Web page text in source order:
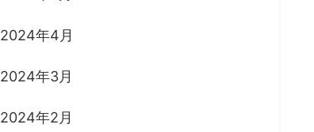
2024年4月
2024年3月
2024年2月